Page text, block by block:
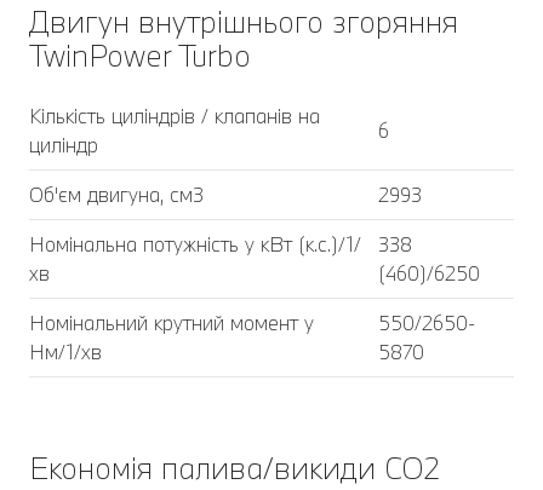
Двигун внутрішнього згоряння
TwinPower Turbo
Кількість циліндрів / клапанів на
циліндр
6
Об'єм двигуна, см3
2993
Номінальна потужність у кВт (к.с.)/1/
хв
338
(460)/6250
Номінальний крутний момент у
Нм/1/хв
550/2650-
5870
Економія палива/викиди CO2